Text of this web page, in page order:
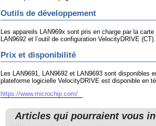
Outils de développement
Les appareils LAN969x sont pris en charge par la
LAN9692 et l’outil de configuration VelocityDRIVE (CT).
Prix et disponibilité
Les LAN9691, LAN9692 et LAN9693 sont disponibles
plateforme logicielle VelocityDRIVE est disponible en
https://www.microchip.com/
Articles qui pourraient vous